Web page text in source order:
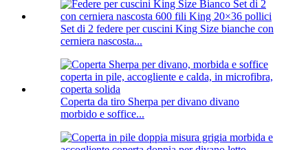
Set di 2 federe per cuscini King Size bianche con
cerniera nascosta...
Coperta da tiro Sherpa per divano divano
morbido e soffice...